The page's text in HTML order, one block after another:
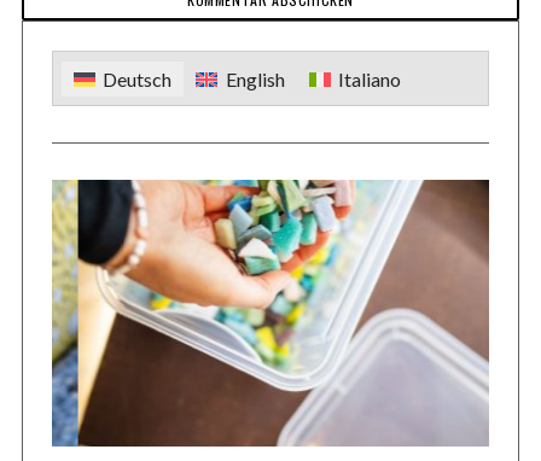
Deutsch English Italiano